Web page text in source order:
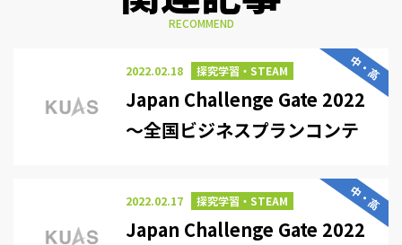
RECOMMEND
中・高
2022.02.18 探究学習・STEAM
Japan Challenge Gate 2022
〜全国ビジネスプランコンテ
中・高
2022.02.17 探究学習・STEAM
Japan Challenge Gate 2022